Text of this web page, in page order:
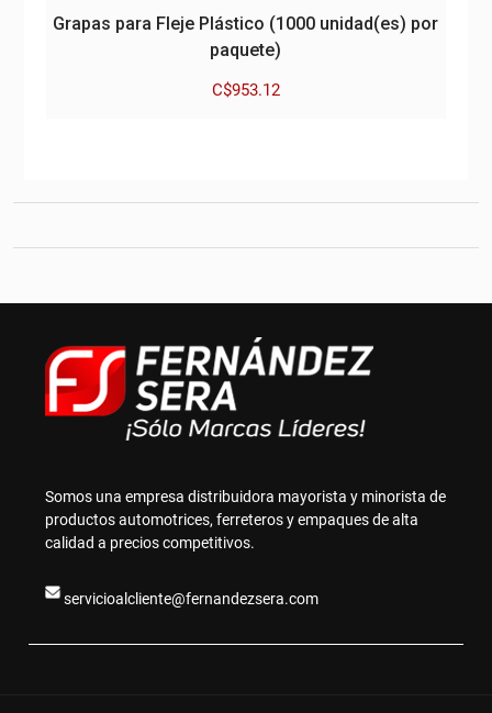
Grapas para Fleje Plástico (1000 unidad(es) por
paquete)
C$953.12
Somos una empresa distribuidora mayorista y minorista de
productos automotrices, ferreteros y empaques de alta
calidad a precios competitivos.
servicioalcliente@fernandezsera.com